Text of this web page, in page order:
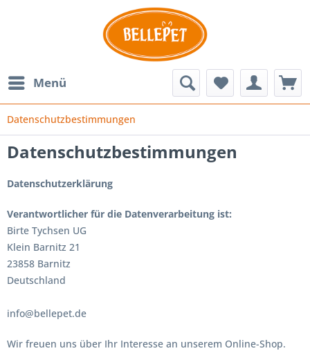
Menü
Datenschutzbestimmungen
Datenschutzbestimmungen
Datenschutzerklärung
Verantwortlicher für die Datenverarbeitung ist:
Birte Tychsen UG
Klein Barnitz 21
23858 Barnitz
Deutschland
info@bellepet.de
Wir freuen uns über Ihr Interesse an unserem Online-Shop.